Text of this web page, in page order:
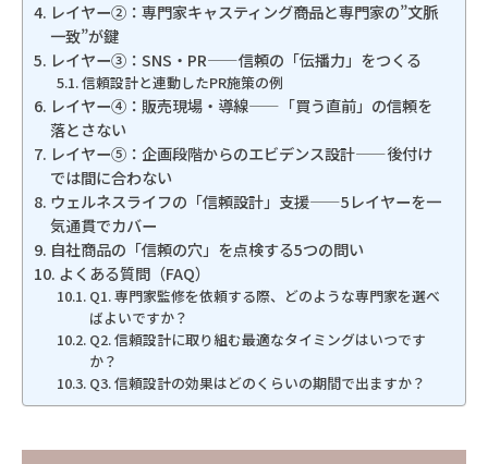
レイヤー②：専門家キャスティング――商品と専門家の”文脈
一致”が鍵
レイヤー③：SNS・PR——信頼の「伝播力」をつくる
信頼設計と連動したPR施策の例
レイヤー④：販売現場・導線——「買う直前」の信頼を
落とさない
レイヤー⑤：企画段階からのエビデンス設計——後付け
では間に合わない
ウェルネスライフの「信頼設計」支援——5レイヤーを一
気通貫でカバー
自社商品の「信頼の穴」を点検する5つの問い
よくある質問（FAQ）
Q1. 専門家監修を依頼する際、どのような専門家を選べ
ばよいですか？
Q2. 信頼設計に取り組む最適なタイミングはいつです
か？
Q3. 信頼設計の効果はどのくらいの期間で出ますか？